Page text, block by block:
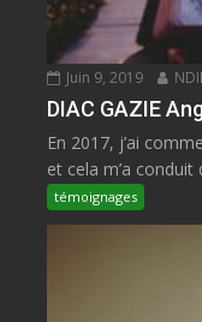
Juin 9, 2019
DIAC GAZIE
En 2017, j’ai
et cela m’a conduit
témoignages